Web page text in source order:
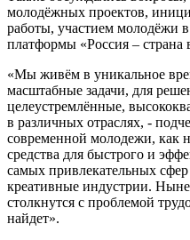
молодёжных проектов,
работы, участием молодёжи
платформы «Россия – страна
«Мы живём в уникальное
масштабные задачи, для
целеустремлённые,
в различных отраслях, -
современной молодежи, как
средства для быстрого и
самых привлекательных
креативные индустрии.
столкнутся с проблемой
найдет».